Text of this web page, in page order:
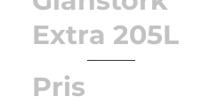
Extra 205L
Pris